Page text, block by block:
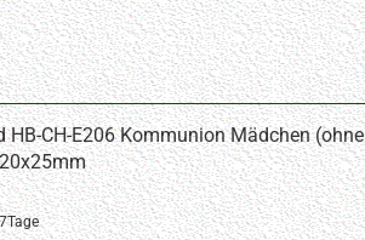
HB-CH-E206 Kommunion Mädchen (ohne